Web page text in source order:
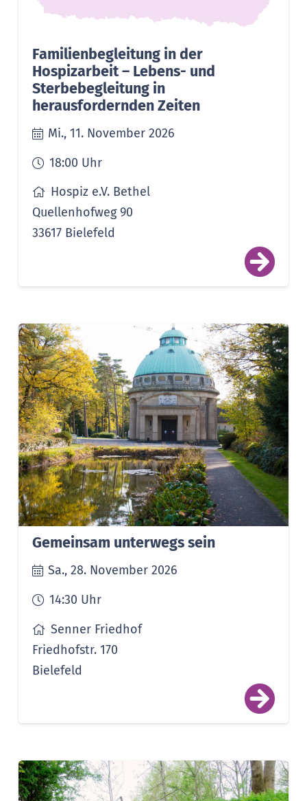
Familienbegleitung in der
Hospizarbeit – Lebens- und
Sterbebegleitung in
herausfordernden Zeiten
Mi., 11. November 2026
18:00 Uhr
Hospiz e.V. Bethel
Quellenhofweg 90
33617 Bielefeld
Gemeinsam unterwegs sein
Sa., 28. November 2026
14:30 Uhr
Senner Friedhof
Friedhofstr. 170
Bielefeld